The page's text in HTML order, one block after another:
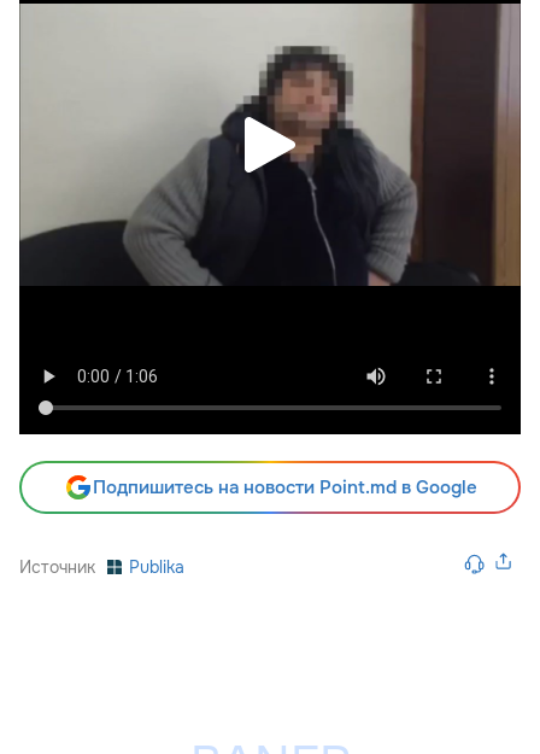
Подпишитесь на новости Point.md в Google
Источник Publika